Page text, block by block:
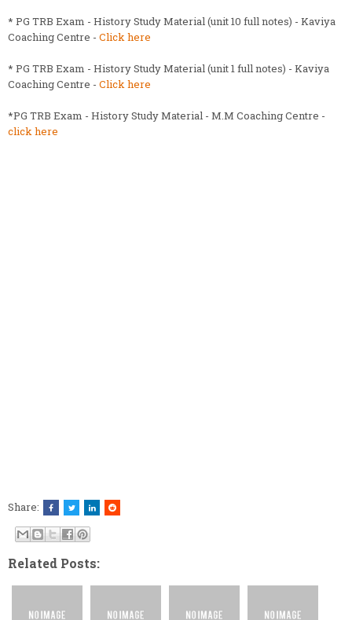
* PG TRB Exam - History Study Material (unit 10 full notes) - Kaviya
Coaching Centre - Click here
* PG TRB Exam - History Study Material (unit 1 full notes) - Kaviya
Coaching Centre - Click here
*PG TRB Exam - History Study Material - M.M Coaching Centre -
click here
Share:
Related Posts: